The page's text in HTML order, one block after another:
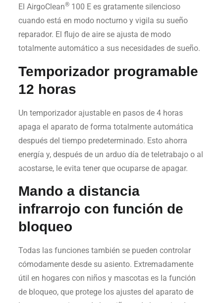
El AirgoClean®100 E es gratamente silencioso
cuando está en modo nocturno y vigila su sueño
reparador. El flujo de aire se ajusta de modo
totalmente automático a sus necesidades de sueño.
Temporizador programable
12 horas
Un temporizador ajustable en pasos de 4 horas
apaga el aparato de forma totalmente automática
después del tiempo predeterminado. Esto ahorra
energía y, después de un arduo día de teletrabajo o al
acostarse, le evita tener que ocuparse de apagar.
Mando a distancia
infrarrojo con función de
bloqueo
Todas las funciones también se pueden controlar
cómodamente desde su asiento. Extremadamente
útil en hogares con niños y mascotas es la función
de bloqueo, que protege los ajustes del aparato de